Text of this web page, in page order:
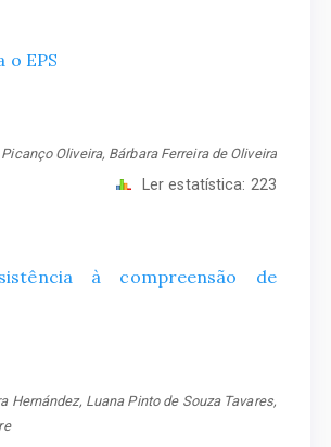
EPS
Oliveira, Bárbara Ferreira de Oliveira
Ler estatística: 223
à compreensão de
Hernández, Luana Pinto de Souza Tavares,